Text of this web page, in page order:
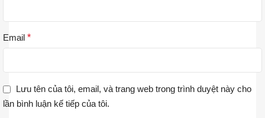
Email *
Lưu tên của tôi, email, và trang web trong trình duyệt này cho
lần bình luận kế tiếp của tôi.